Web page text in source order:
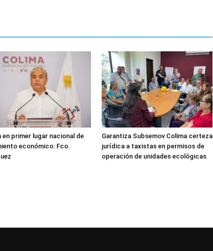
en primer lugar nacional de
económico: Fco.
Garantiza Subsemov Colima certeza
jurídica a taxistas en permisos de
operación de unidades ecológicas